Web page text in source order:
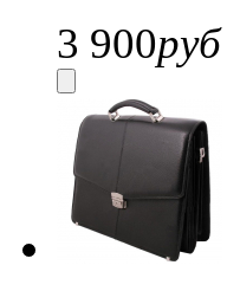
3 900руб